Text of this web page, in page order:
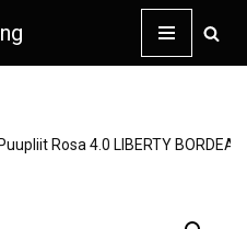
Puupliit Rosa 4.0 LIBERTY